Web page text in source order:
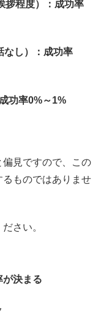
拶程度）：成功率
なし）：成功率
功率0%～1%
見ですので、この
ものではありませ
さい。
が決まる